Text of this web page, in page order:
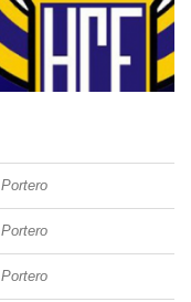
Portero
Portero
Portero